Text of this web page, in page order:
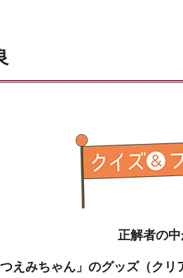
正解者の
えみちゃん」のグッズ（クリ